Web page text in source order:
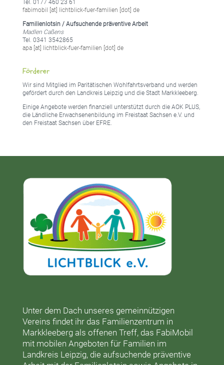
Tel. 0177 460 23 61
fabimobil [at] lichtblick-fuer-familien [dot] de
Familienlotsin / Aufsuchende präventive Arbeit
Madlen Caßens
Tel. 0341 3542865
apa [at] lichtblick-fuer-familien [dot] de
Förderer
Wir sind Mitglied im Paritätischen Wohlfahrtsverband und werden
gefördert durch den Landkreis Leipzig und die Stadt Markkleeberg.
Einige Angebote werden finanziell unterstützt durch die AOK PLUS,
die Ländliche Erwachsenenbildung im Freistaat Sachsen e.V. und
den Freistaat Sachsen über EFRE.
Unter dem Dach unseres gemeinnützigen
Vereins findet ihr das Familienzentrum in
Markkleebergals offenen Treff, das FabiMobil
mit mobilen Angeboten für Familien im
Landkreis Leipzig, die aufsuchende präventive